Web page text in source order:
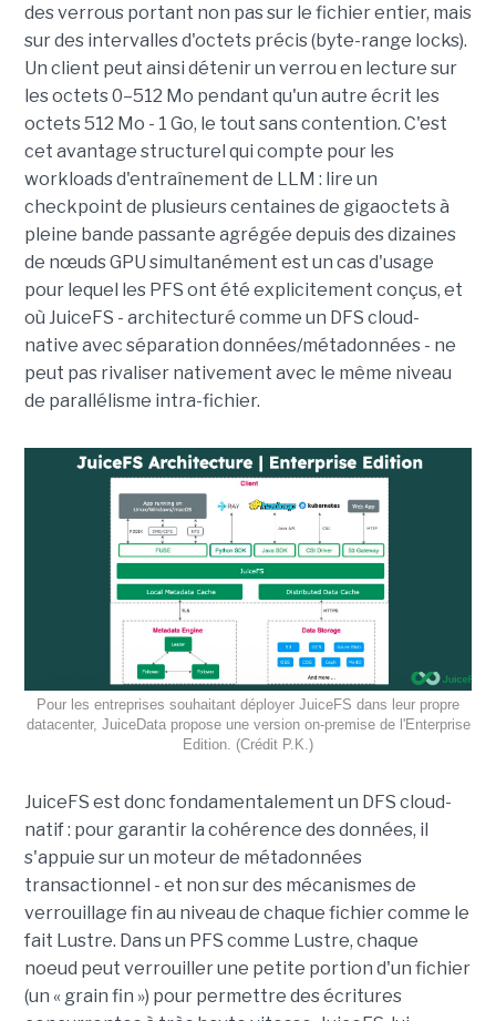
des verrous portant non pas sur le fichier entier, mais
sur des intervalles d'octets précis (byte-range locks).
Un client peut ainsi détenir un verrou en lecture sur
les octets 0–512 Mo pendant qu'un autre écrit les
octets 512 Mo - 1 Go, le tout sans contention. C'est
cet avantage structurel qui compte pour les
workloads d'entraînement de LLM : lire un
checkpoint de plusieurs centaines de gigaoctets à
pleine bande passante agrégée depuis des dizaines
de nœuds GPU simultanément est un cas d'usage
pour lequel les PFS ont été explicitement conçus, et
où JuiceFS - architecturé comme un DFS cloud-
native avec séparation données/métadonnées - ne
peut pas rivaliser nativement avec le même niveau
de parallélisme intra-fichier.
Pour les entreprises souhaitant déployer JuiceFS dans leur propre
datacenter, JuiceData propose une version on-premise de l'Enterprise
Edition. (Crédit P.K.)
JuiceFS est donc fondamentalement un DFS cloud-
natif : pour garantir la cohérence des données, il
s'appuie sur un moteur de métadonnées
transactionnel - et non sur des mécanismes de
verrouillage fin au niveau de chaque fichier comme le
fait Lustre. Dans un PFS comme Lustre, chaque
noeud peut verrouiller une petite portion d'un fichier
(un « grain fin ») pour permettre des écritures